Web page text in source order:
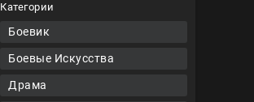
Категории
Боевик
Боевые Искусства
Драма